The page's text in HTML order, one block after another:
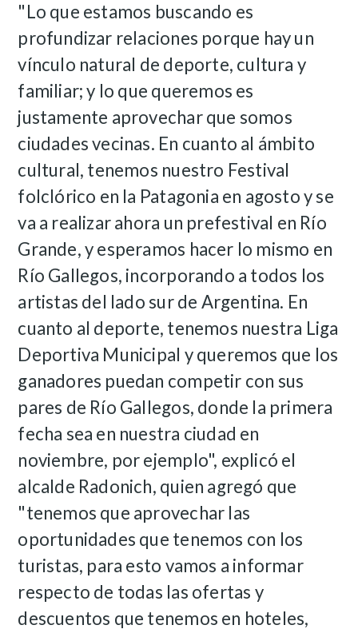
"Lo que estamos buscando es
profundizar relaciones porque hay un
vínculo natural de deporte, cultura y
familiar; y lo que queremos es
justamente aprovechar que somos
ciudades vecinas. En cuanto al ámbito
cultural, tenemos nuestro Festival
folclórico en la Patagonia en agosto y se
va a realizar ahora un prefestival en Río
Grande, y esperamos hacer lo mismo en
Río Gallegos, incorporando a todos los
artistas del lado sur de Argentina. En
cuanto al deporte, tenemos nuestra Liga
Deportiva Municipal y queremos que los
ganadores puedan competir con sus
pares de Río Gallegos, donde la primera
fecha sea en nuestra ciudad en
noviembre, por ejemplo", explicó el
alcalde Radonich, quien agregó que
"tenemos que aprovechar las
oportunidades que tenemos con los
turistas, para esto vamos a informar
respecto de todas las ofertas y
descuentos que tenemos en hoteles,